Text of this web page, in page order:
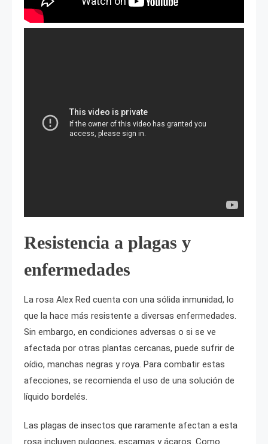
Resistencia a plagas y
enfermedades
La rosa Alex Red cuenta con una sólida inmunidad, lo
que la hace más resistente a diversas enfermedades.
Sin embargo, en condiciones adversas o si se ve
afectada por otras plantas cercanas, puede sufrir de
oídio, manchas negras y roya. Para combatir estas
afecciones, se recomienda el uso de una solución de
líquido bordelés.
Las plagas de insectos que raramente afectan a esta
rosa incluyen pulgones, escamas y ácaros. Como